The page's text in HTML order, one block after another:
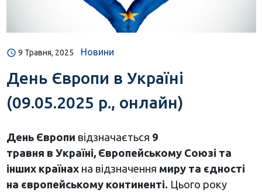
9 Травня, 2025 Новини
День Європи в Україні
(09.05.2025 р., онлайн)
День Європи відзначається 9
травня в Україні, Європейському Союзі та
інших країнахна відзначення миру та єдності
на європейському континенті. Цього року